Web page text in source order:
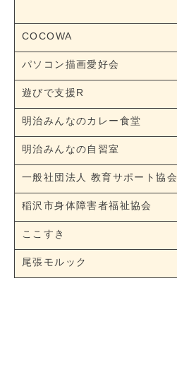
COCOWA
パソコン描画愛好会
遊びで支援R
明治みんなのカレー食堂
明治みんなの自習室
一般社団法人 教育サポート協会
稲沢市身体障害者福祉協会
ここすき
尾張モルック